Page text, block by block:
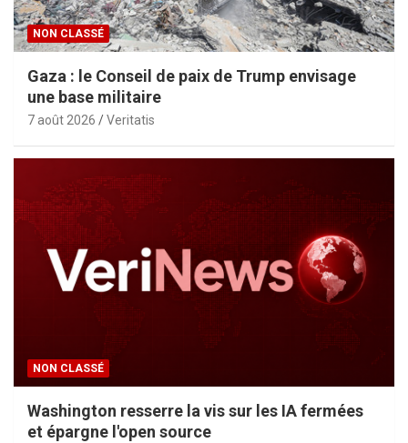
NON CLASSÉ
Gaza : le Conseil de paix de Trump envisage
une base militaire
7 août 2026 Veritatis
NON CLASSÉ
Washington resserre la vis sur les IA fermées
et épargne l'open source